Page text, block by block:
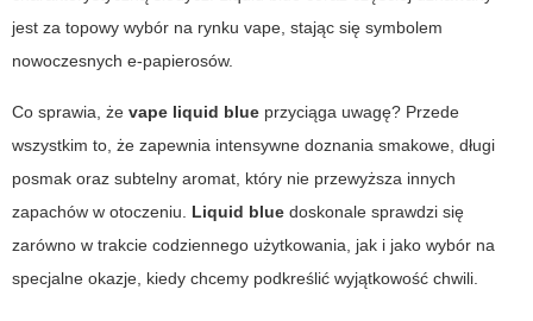
jest za topowy wybór na rynku vape, stając się symbolem
nowoczesnych e-papierosów.
Co sprawia, że vape liquid blue przyciąga uwagę? Przede
wszystkim to, że zapewnia intensywne doznania smakowe, długi
posmak oraz subtelny aromat, który nie przewyższa innych
zapachów w otoczeniu. Liquid blue doskonale sprawdzi się
zarówno w trakcie codziennego użytkowania, jak i jako wybór na
specjalne okazje, kiedy chcemy podkreślić wyjątkowość chwili.